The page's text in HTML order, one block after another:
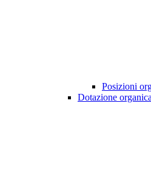
Posizioni
Dotazione organica